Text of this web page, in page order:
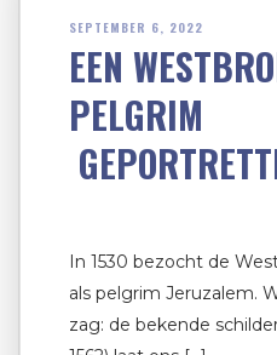
SEPTEMBER 6, 2022
EEN
PELGRIM
In 1530 bezocht de
als pelgrim Jeruzalem.
zag: de bekende